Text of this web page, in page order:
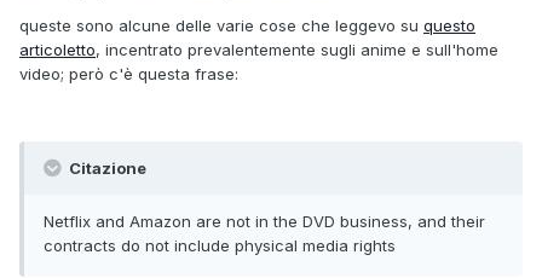
queste sono alcune delle varie cose che leggevo su questo
articoletto, incentrato prevalentemente sugli anime e sull'home
video; però c'è questa frase:
Citazione
Netflix and Amazon are not in the DVD business, and their
contracts do not include physical media rights